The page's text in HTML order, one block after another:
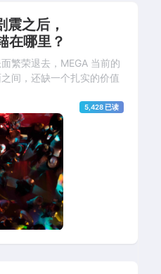
之后，
在哪里？
繁荣退去，MEGA 当前的
间，还缺一个扎实的价值
5,428 已读